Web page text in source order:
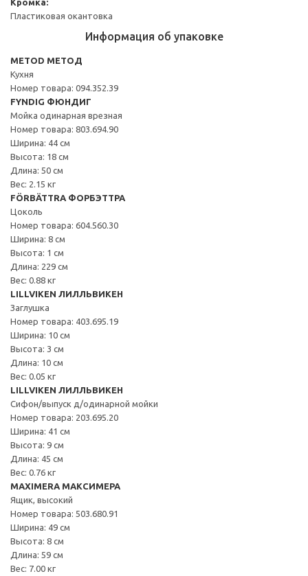
Пластиковая окантовка
Информация об упаковке
METOD МЕТОД
Кухня
Номер товара: 094.352.39
FYNDIG ФЮНДИГ
Мойка одинарная врезная
Номер товара: 803.694.90
Ширина: 44 см
Высота: 18 см
Длина: 50 см
Вес: 2.15 кг
FÖRBÄTTRA ФОРБЭТТРА
Цоколь
Номер товара: 604.560.30
Ширина: 8 см
Высота: 1 см
Длина: 229 см
Вес: 0.88 кг
LILLVIKEN ЛИЛЛЬВИКЕН
Заглушка
Номер товара: 403.695.19
Ширина: 10 см
Высота: 3 см
Длина: 10 см
Вес: 0.05 кг
LILLVIKEN ЛИЛЛЬВИКЕН
Сифон/выпуск д/одинарной мойки
Номер товара: 203.695.20
Ширина: 41 см
Высота: 9 см
Длина: 45 см
Вес: 0.76 кг
MAXIMERA МАКСИМЕРА
Ящик, высокий
Номер товара: 503.680.91
Ширина: 49 см
Высота: 8 см
Длина: 59 см
Вес: 7.00 кг